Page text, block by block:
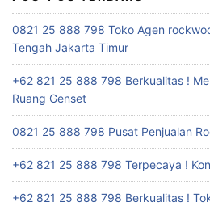
0821 25 888 798 Toko Agen
Tengah Jakarta Timur
+62 821 25 888 798 Berkualitas !
Ruang Genset
0821 25 888 798 Pusat Penjualan
+62 821 25 888 798 Terpecaya !
+62 821 25 888 798 Berkualitas !